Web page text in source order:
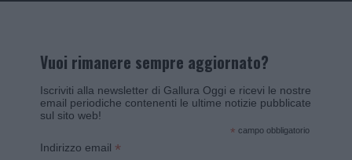
Vuoi rimanere sempre aggiornato?
Iscriviti alla newsletter di Gallura Oggi e ricevi le nostre
email periodiche contenenti le ultime notizie pubblicate
sul sito web!
* campo obbligatorio
Indirizzo email *